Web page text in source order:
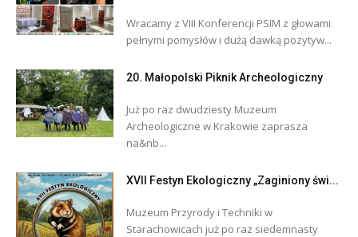
Wracamy z VIII Konferencji PSIM z głowami
pełnymi pomysłów i dużą dawką pozytyw...
20. Małopolski Piknik Archeologiczny
Już po raz dwudziesty Muzeum
Archeologiczne w Krakowie zaprasza
na&nb...
XVII Festyn Ekologiczny „Zaginiony świ...
Muzeum Przyrody i Techniki w
Starachowicach już po raz siedemnasty